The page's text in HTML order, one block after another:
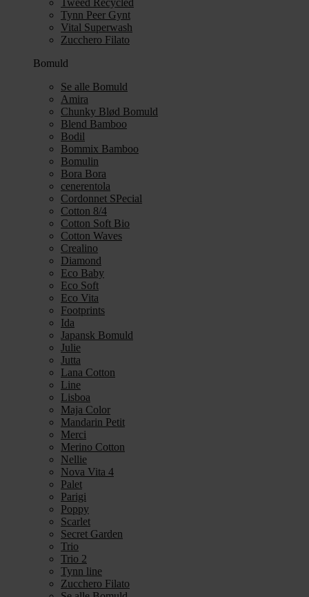
Tweed Recycled
Tynn Peer Gynt
Vital Superwash
Zucchero Filato
Bomuld
Se alle Bomuld
Amira
Chunky Blød Bomuld
Blend Bamboo
Bodil
Bommix Bamboo
Bomulin
Bora Bora
cenerentola
Cordonnet SPecial
Cotton 8/4
Cotton Soft Bio
Cotton Waves
Crealino
Diamond
Eco Baby
Eco Soft
Eco Vita
Footprints
Ida
Japansk Bomuld
Julie
Jutta
Lana Cotton
Line
Lisboa
Maja Color
Mandarin Petit
Merci
Merino Cotton
Nellie
Nova Vita 4
Palet
Parigi
Poppy
Scarlet
Secret Garden
Trio
Trio 2
Tynn line
Zucchero Filato